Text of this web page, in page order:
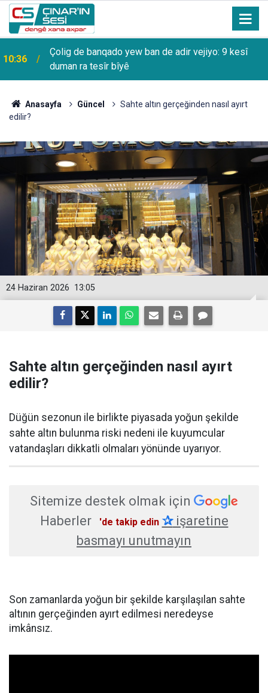
10:36
Çolig de banqado yew ban de adir vejiyo: 9 kesî
duman ra tesîr bîyê
Anasayfa Güncel
Sahte altın gerçeğinden nasıl ayırt
edilir?
13:05
24 Haziran 2026
Sahte altın gerçeğinden nasıl ayırt
edilir?
Düğün sezonun ile birlikte piyasada yoğun şekilde
sahte altın bulunma riski nedeni ile kuyumcular
vatandaşları dikkatli olmaları yönünde uyarıyor.
Sitemize destek olmak için
Haberler
'de takip edin ✰işaretine
basmayı unutmayın
Son zamanlarda yoğun bir şekilde karşılaşılan sahte
altının gerçeğinden ayırt edilmesi neredeyse
imkânsız.